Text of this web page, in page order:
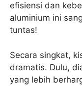
efisiensi dan
aluminium ini
tuntas!
Secara singkat,
dramatis. Dulu,
yang lebih